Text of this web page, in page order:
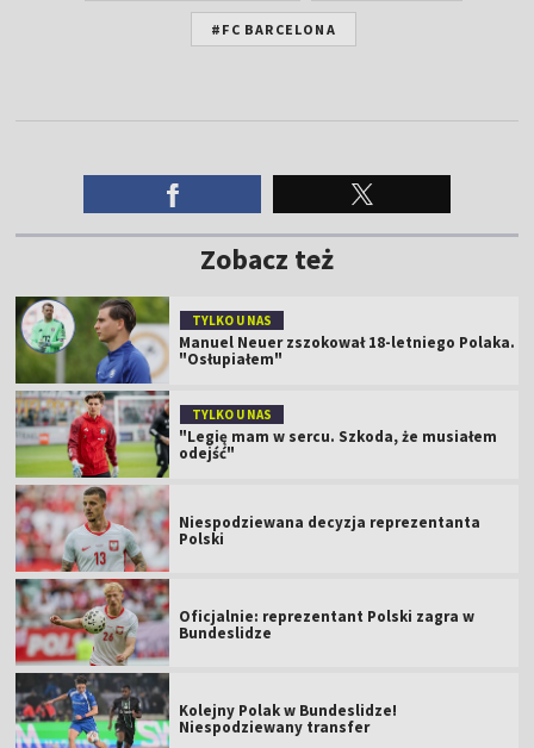
#FC BARCELONA
Zobacz też
TYLKO U NAS
Manuel Neuer zszokował 18-letniego Polaka.
"Osłupiałem"
TYLKO U NAS
"Legię mam w sercu. Szkoda, że musiałem
odejść"
Niespodziewana decyzja reprezentanta
Polski
Oficjalnie: reprezentant Polski zagra w
Bundeslidze
Kolejny Polak w Bundeslidze!
Niespodziewany transfer